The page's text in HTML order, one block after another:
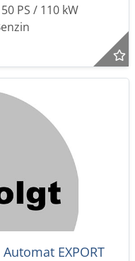
PS / 110 kW
EXPORT